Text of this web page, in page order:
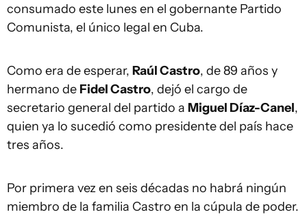
consumado este lunes en el gobernante Partido
Comunista, el único legal en Cuba.
Como era de esperar, Raúl Castro, de 89 años y
hermano de Fidel Castro, dejó el cargo de
secretario general del partido a Miguel Díaz-Canel,
quien ya lo sucedió como presidente del país hace
tres años.
Por primera vez en seis décadas no habrá ningún
miembro de la familia Castro en la cúpula de poder.